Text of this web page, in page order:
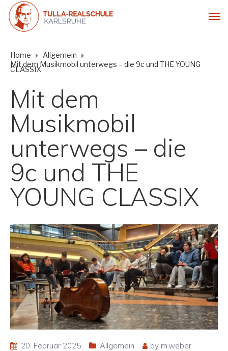
Home
Allgemein
Mit dem Musikmobil unterwegs – die 9c und THE YOUNG
CLASSIX
Mit dem
Musikmobil
unterwegs – die
9c und THE
YOUNG CLASSIX
20. Februar 2025 Allgemein by m.weber